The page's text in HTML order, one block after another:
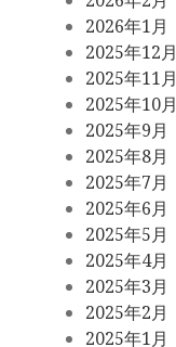
2026年1月
2025年12月
2025年11月
2025年10月
2025年9月
2025年8月
2025年7月
2025年6月
2025年5月
2025年4月
2025年3月
2025年2月
2025年1月